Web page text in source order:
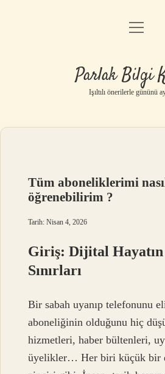
Anasayfa
Yasal Uyarı
menüyü
Parlak Bilgi
Işıltılı önerilerle gününü
Tüm aboneliklerimi
öğrenebilirim ?
Tarih: Nisan 4, 2026
Giriş: Dijital Hayatın
Sınırları
Bir sabah uyanıp telefonunu
aboneliğinin olduğunu hiç
hizmetleri, haber bültenleri,
üyelikler… Her biri küçük bir